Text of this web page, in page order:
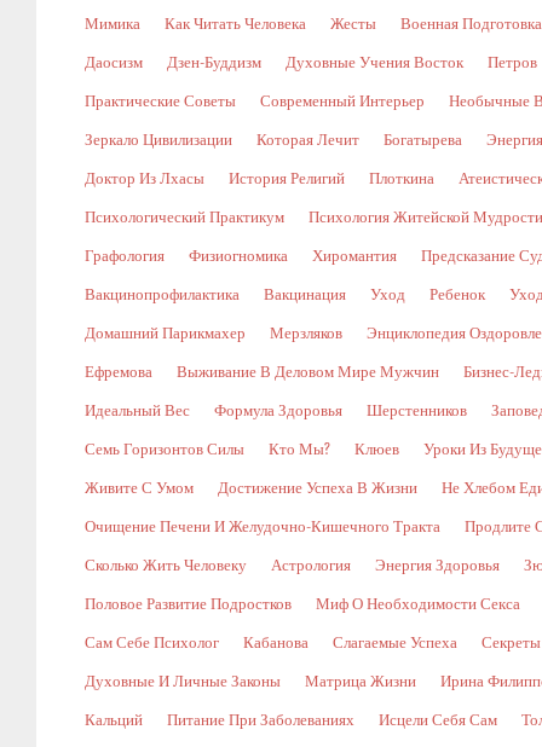
Мимика Как Читать Человека Жесты Военная Подготовка
Даосизм Дзен-Буддизм Духовные Учения Восток Петров
Практические Советы Современный Интерьер Необычные
Зеркало Цивилизации Которая Лечит Богатырева
Доктор Из Лхасы История Религий Плоткина
Психологический Практикум Психология Житейской Мудрости
Графология Физиогномика Хиромантия Предсказание
Вакцинопрофилактика Вакцинация Уход Ребенок
Домашний Парикмахер Мерзляков Энциклопедия
Ефремова Выживание В Деловом Мире Мужчин Бизнес-
Идеальный Вес Формула Здоровья Шерстенников
Семь Горизонтов Силы Кто Мы? Клюев Уроки Из
Живите С Умом Достижение Успеха В Жизни Не Хлебом
Очищение Печени И Желудочно-Кишечного Тракта Продлите
Сколько Жить Человеку Астрология Энергия Здоровья
Половое Развитие Подростков Миф О Необходимости Секса
Сам Себе Психолог Кабанова Слагаемые Успеха
Духовные И Личные Законы Матрица Жизни Ирина
Кальций Питание При Заболеваниях Исцели Себя Сам